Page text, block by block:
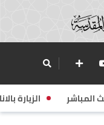
المباشر الزيارة